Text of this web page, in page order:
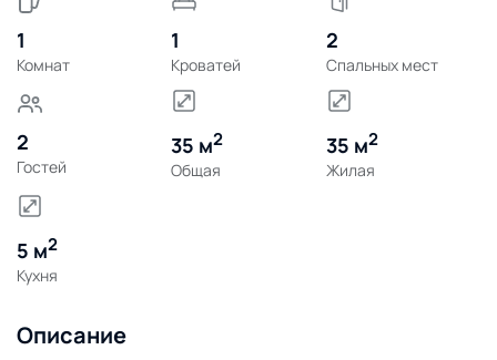
1
Комнат
1
Кроватей
2
Спальных мест
2
Гостей
35 м2
Общая
35 м2
Жилая
5 м2
Кухня
Описание